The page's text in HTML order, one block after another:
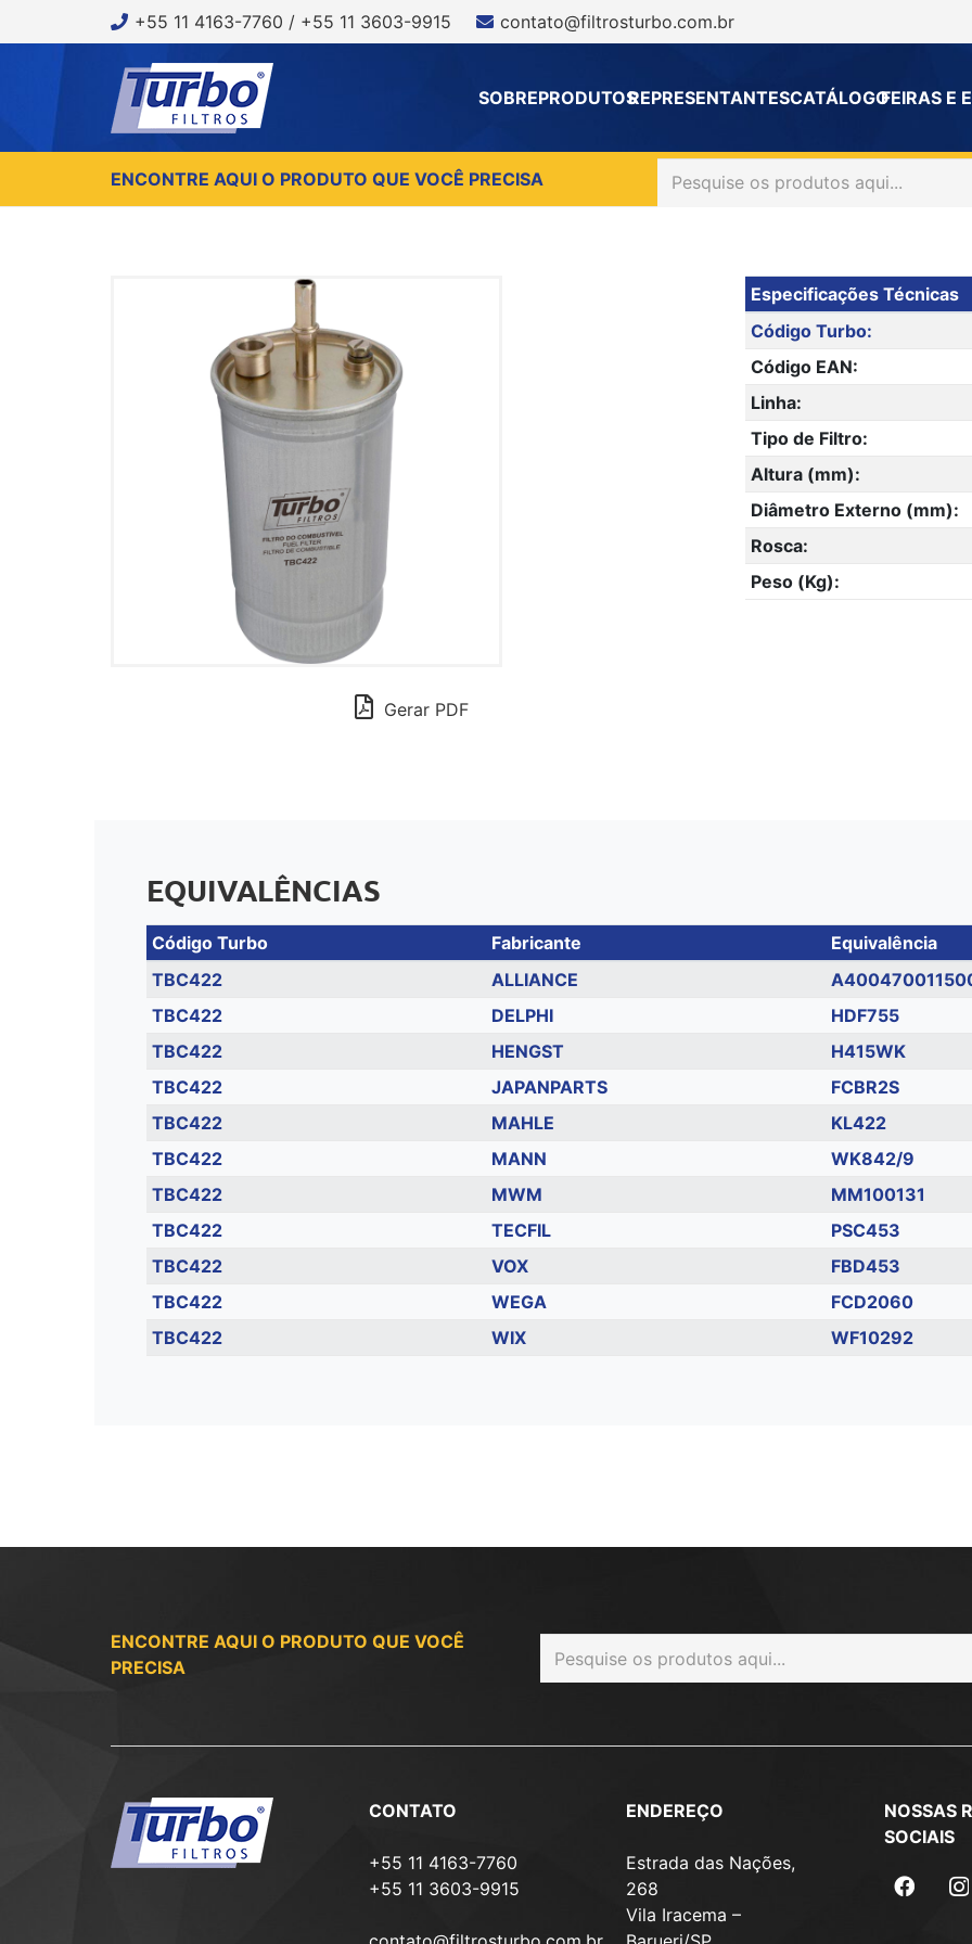
+55 11 4163-7760 / +55 11 3603-9915 contato@filtrosturbo.com.br
SOBREPRODUTOSREPRESENTANTESCATÁLOGOFEIRAS E
ENCONTRE AQUI O PRODUTO QUE VOCÊ PRECISA
Gerar PDF
Especificações Técnicas
Código Turbo:
Código EAN:
Linha:
Tipo de Filtro:
Altura (mm):
Diâmetro Externo (mm):
Rosca:
Peso (Kg):
EQUIVALÊNCIAS
Código Turbo Fabricante
Equivalência
TBC422
ALLIANCE
TBC422
DELPHI
HDF755
TBC422
HENGST
H415WK
TBC422
JAPANPARTS
FCBR2S
TBC422
MAHLE
KL422
TBC422
MANN
WK842/9
TBC422
MWM
MM100131
TBC422
TECFIL
PSC453
TBC422
VOX
FBD453
TBC422
WEGA
FCD2060
TBC422
WIX WF10292
ENCONTRE AQUI O PRODUTO QUE VOCÊ
PRECISA
CONTATO
+55 11 4163-7760
+55 11 3603-9915
ENDEREÇO
Estrada das Nações,
268
Vila Iracema –
NOSSAS
SOCIAIS